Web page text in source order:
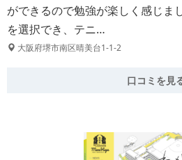
ができるので勉強が楽しく感じま
を選択でき、テニ…
大阪府堺市南区晴美台1-1-2
口コミを見